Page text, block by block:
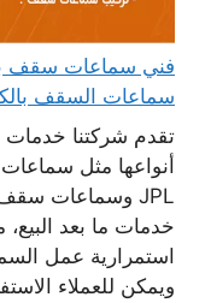
سماعات السقف
تقدم شركتنا
أنواعها مثل
خدمات ما بعد
استمرارية عمل
ويمكن للعملاء